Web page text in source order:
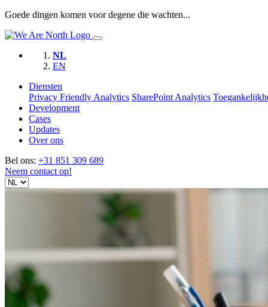
Goede dingen komen voor degene die wachten...
NL
EN
Diensten
Privacy Friendly Analytics SharePoint Analytics
Development
Cases
Updates
Over ons
Bel ons: +31 851 309 689
Neem contact op!